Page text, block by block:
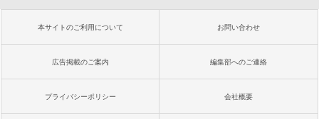
本サイトのご利用について お問い合わせ
広告掲載のご案内 編集部へのご連絡
プライバシーポリシー 会社概要